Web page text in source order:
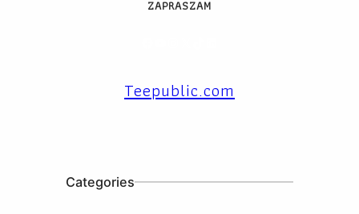
ZAPRASZAM
Teepublic.com
Categories